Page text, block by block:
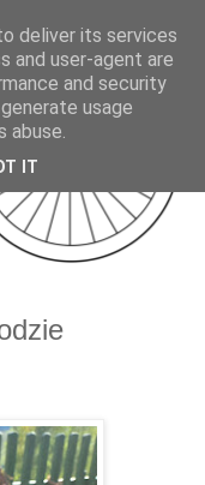
deliver its services
and user-agent are
and security
usage
abuse.
IT